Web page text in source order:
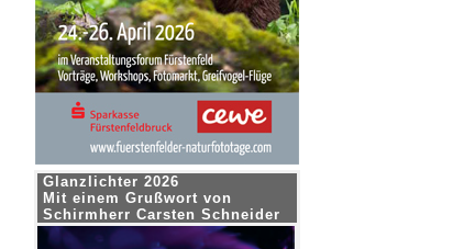
Glanzlichter 2026
Mit einem Grußwort von
Schirmherr Carsten Schneider